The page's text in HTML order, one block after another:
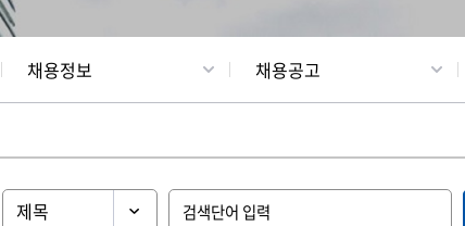
채용정보 채용공고